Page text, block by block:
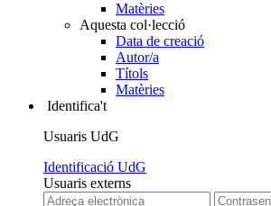
Matèries
Aquesta col·lecció
Data de creació
Autor/a
Títols
Matèries
Identifica't
Usuaris UdG
Identificació UdG
Usuaris externs